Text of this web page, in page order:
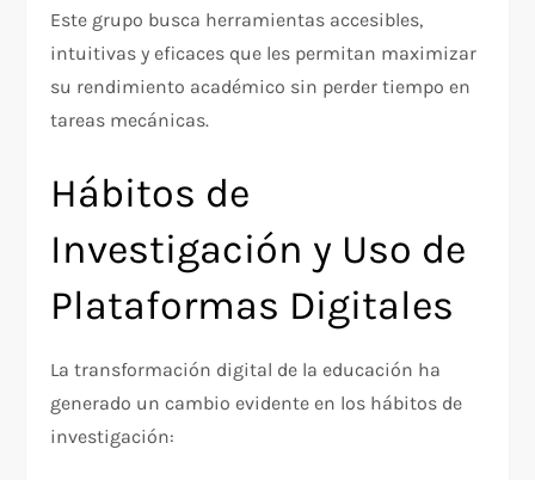
Este grupo busca herramientas accesibles,
intuitivas y eficaces que les permitan maximizar
su rendimiento académico sin perder tiempo en
tareas mecánicas.
Hábitos de
Investigación y Uso de
Plataformas Digitales
La transformación digital de la educación ha
generado un cambio evidente en los hábitos de
investigación: